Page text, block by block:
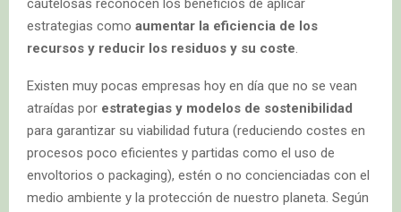
estrategias como aumentar la eficiencia de los
recursos y reducir los residuos y su coste
Existen muy pocas empresas hoy en día que no se vean
atraídas por estrategias y modelos de sostenibilidad
para garantizar su viabilidad futura (reduciendo costes en
procesos poco eficientes y partidas como el uso de
envoltorios o packaging), estén o no concienciadas con el
medio ambiente y la protección de nuestro planeta. Según